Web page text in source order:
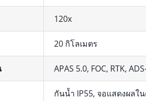
120x
20 กิโลเมตร
APAS 5.0, FOC, RTK,
กันน้ำ IP55, จอแสดงผลใ